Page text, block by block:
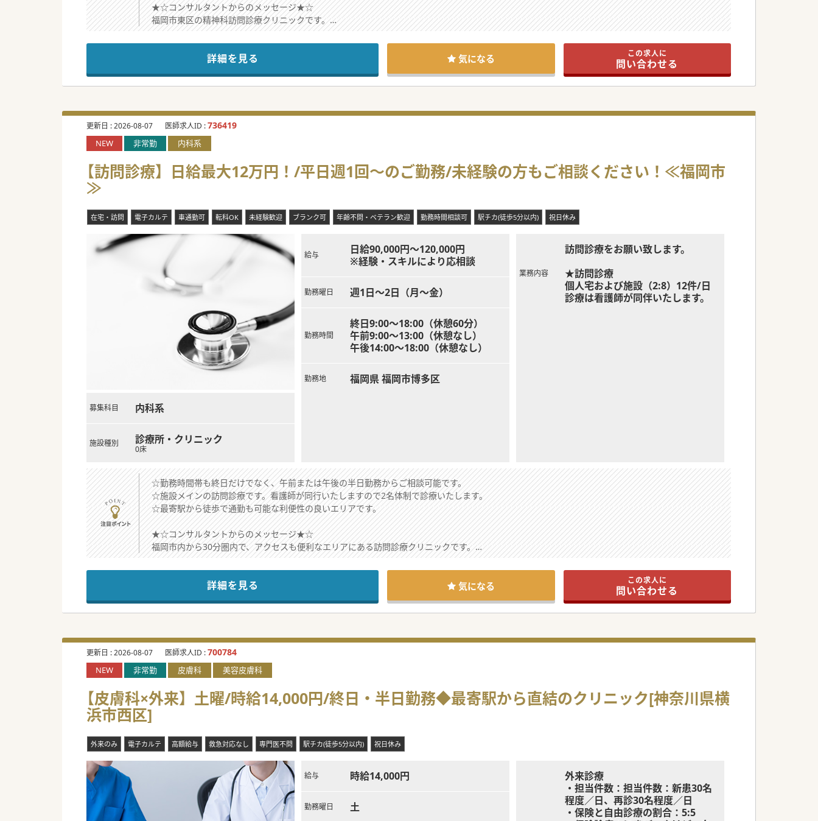
★☆コンサルタントからのメッセージ★☆
福岡市東区の精神科訪問診療クリニックです。
週1回ではありますが、オープニングメンバーとして、新しいクリニックを創り上げるやりがいのある求人です。
看護師も同行するため、診療に集中できる環境が整っています。
「訪問診療に興味がある」、「地域医療に貢献したい」という先生にとって、
うってつけの案件ですので、ご興味ございましたら是非お問合せください！
詳細を見る 気になる この求人に
問い合わせる
更新日 :2026-08-07 医師求人ID :736419
NEW 非常勤 内科系
【訪問診療】日給最大12万円！/平日週1回～のご勤務/未経験の方もご相談ください！≪福岡市
≫
在宅・訪問 電子カルテ 車通勤可 転科OK 未経験歓迎 ブランク可 年齢不問・ベテラン歓迎 勤務時間相談可 駅チカ(徒歩5分以内) 祝日休み
募集科目 内科系
施設種別 診療所・クリニック
0床
給与
日給90,000円～120,000円
※経験・スキルにより応相談
勤務曜日 週1日～2日（月～金）
勤務時間
終日9:00～18:00（休憩60分）
午前9:00～13:00（休憩なし）
午後14:00～18:00（休憩なし）
勤務地 福岡県 福岡市博多区
業務内容
訪問診療をお願い致します。
★訪問診療
個人宅および施設（2:8）12件/日
診療は看護師が同伴いたします。
☆勤務時間帯も終日だけでなく、午前または午後の半日勤務からご相談可能です。
☆施設メインの訪問診療です。看護師が同行いたしますので2名体制で診療いたします。
☆最寄駅から徒歩で通勤も可能な利便性の良いエリアです。
★☆コンサルタントからのメッセージ★☆
福岡市内から30分圏内で、アクセスも便利なエリアにある訪問診療クリニックです。
各科ご専門の先生がいらっしゃるため相談のしやすい環境です。
訪問診療未経験の先生も歓迎しておりますので、是非お気軽にお問合せ下さい。
詳細を見る 気になる この求人に
問い合わせる
更新日 :2026-08-07 医師求人ID :700784
NEW 非常勤 皮膚科 美容皮膚科
【皮膚科×外来】土曜/時給14,000円/終日・半日勤務◆最寄駅から直結のクリニック[神奈川県横
浜市西区]
外来のみ 電子カルテ 高額給与 救急対応なし 専門医不問 駅チカ(徒歩5分以内) 祝日休み
給与 時給14,000円
勤務曜日 土
外来診療
・担当件数：担当件数：新患30名
程度／日、再診30名程度／日
・保険と自由診療の割合：5:5